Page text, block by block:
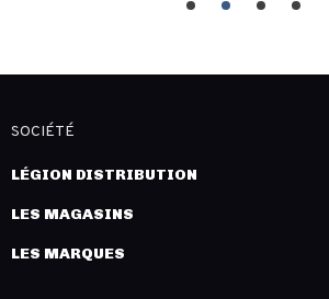
SOCIÉTÉ
LÉGION DISTRIBUTION
LES MAGASINS
LES MARQUES